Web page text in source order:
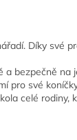
Díky své
a bezpečně na
pro své
celé rodiny,